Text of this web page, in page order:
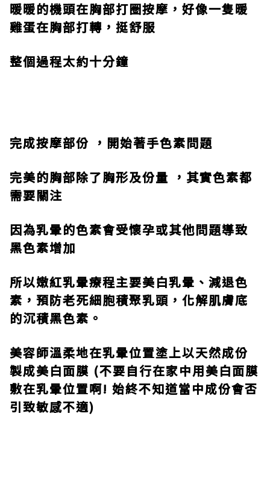
暖暖的機頭在胸部打圈按摩，好像一隻暖
雞蛋在胸部打轉，挺舒服
整個過程太約十分鐘
完成按摩部份 ，開始著手色素問題
完美的胸部除了胸形及份量 ，其實色素都
需要關注
因為乳暈的色素會受懷孕或其他問題導致
黑色素增加
所以嫩紅乳暈療程主要美白乳暈、減退色
素，預防老死細胞積聚乳頭，化解肌膚底
的沉積黑色素。
美容師溫柔地在乳暈位置塗上以天然成份
製成美白面膜 (不要自行在家中用美白面膜
敷在乳暈位置啊! 始終不知道當中成份會否
引致敏感不適)